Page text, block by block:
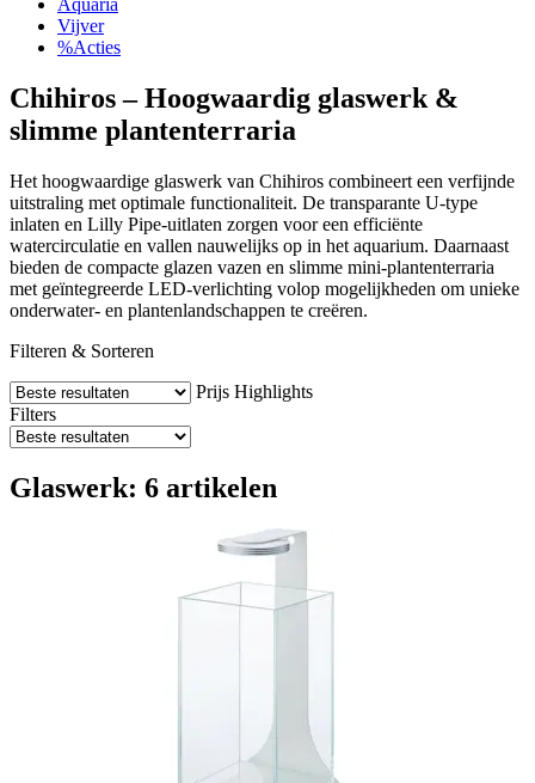
Aquaria
Vijver
%Acties
Chihiros – Hoogwaardig glaswerk &
slimme plantenterraria
Het hoogwaardige glaswerk van Chihiros combineert een verfijnde
uitstraling met optimale functionaliteit. De transparante U-type
inlaten en Lilly Pipe-uitlaten zorgen voor een efficiënte
watercirculatie en vallen nauwelijks op in het aquarium. Daarnaast
bieden de compacte glazen vazen en slimme mini-plantenterraria
met geïntegreerde LED-verlichting volop mogelijkheden om unieke
onderwater- en plantenlandschappen te creëren.
Filteren & Sorteren
Prijs Highlights
Filters
Glaswerk: 6 artikelen